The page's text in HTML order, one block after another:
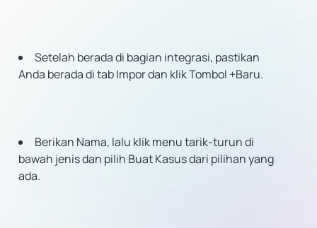
Setelah berada di bagian integrasi, pastikan
Anda berada di tab Impor dan klik Tombol +Baru.
Berikan Nama, lalu klik menu tarik-turun di
bawah jenis dan pilih Buat Kasus dari pilihan yang
ada.